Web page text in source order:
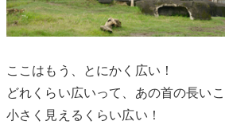
ここはもう、とにかく広い！
どれくらい広いって、あの首の長い
小さく見えるくらい広い！